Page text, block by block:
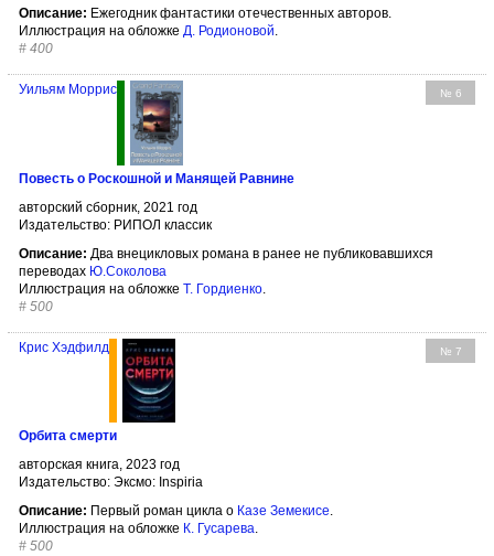
Описание: Ежегодник фантастики отечественных авторов.
Иллюстрация на обложке Д. Родионовой
# 400
№ 6
Уильям Моррис
Повесть о Роскошной и Манящей Равнине
авторский сборник, 2021 год
Издательство: РИПОЛ классик
Описание: Два внецикловых романа в ранее не публиковавшихся
переводах Ю.Соколова
Иллюстрация на обложке Т. Гордиенко.
# 500
№ 7
Крис Хэдфилд
Орбита смерти
авторская книга, 2023 год
Издательство: Эксмо: Inspiria
Описание: Первый роман цикла о Казе Земекисе.
Иллюстрация на обложке К. Гусарева.
# 500